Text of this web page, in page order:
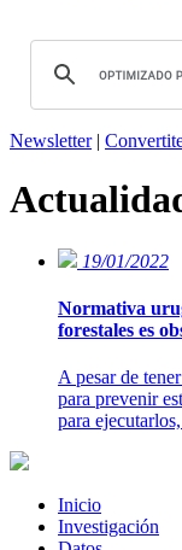
Newsletter|
19/01/2022
Normativa
forestales es
A pesar de
para prevenir
para
Inicio
Investigación